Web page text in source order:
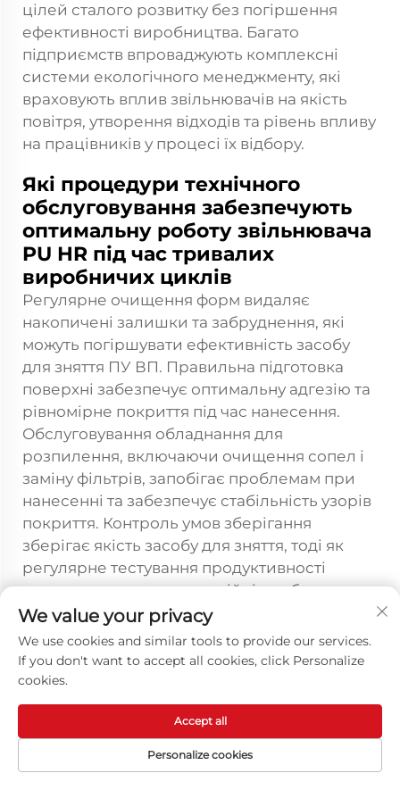
цілей сталого розвитку без погіршення
ефективності виробництва. Багато
підприємств впроваджують комплексні
системи екологічного менеджменту, які
враховують вплив звільнювачів на якість
повітря, утворення відходів та рівень впливу
на працівників у процесі їх відбору.
Які процедури технічного
обслуговування забезпечують
оптимальну роботу звільнювача
PU HR під час тривалих
виробничих циклів
Регулярне очищення форм видаляє
накопичені залишки та забруднення, які
можуть погіршувати ефективність засобу
для зняття ПУ ВП. Правильна підготовка
поверхні забезпечує оптимальну адгезію та
рівномірне покриття під час нанесення.
Обслуговування обладнання для
розпилення, включаючи очищення сопел і
заміну фільтрів, запобігає проблемам при
нанесенні та забезпечує стабільність узорів
покриття. Контроль умов зберігання
зберігає якість засобу для зняття, тоді як
регулярне тестування продуктивності
дозволяє виявити потенційні проблеми до
того, як вони вплинуть на якість
виробництва. Заплановані інтервали
повторного нанесення запобігають
деградації засобу та забезпечують стабільні
характеристики випуску виробів з форми.
Як впливає вибір засобу для
зняття ПУ ВП на загальні
We value your privacy
We use cookies and similar tools to provide our services.
If you don't want to accept all cookies, click Personalize
cookies.
Personalize cookies
Accept all